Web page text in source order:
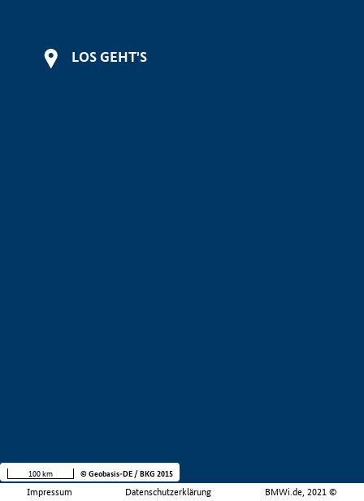
LOS GEHT'S
Impressum Datenschutzerklärung BMWi.de, 2021 ©
100 km © Geobasis-DE / BKG 2015